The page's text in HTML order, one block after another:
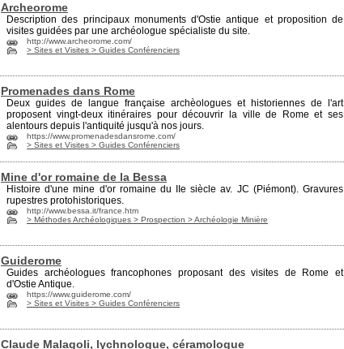
Archeorome
Description des principaux monuments d'Ostie antique et proposition de
visites guidées par une archéologue spécialiste du site.
http://www.archeorome.com/
> Sites et Visites > Guides Conférenciers
Promenades dans Rome
Deux guides de langue française archèologues et historiennes de l'art
proposent vingt-deux itinéraires pour découvrir la ville de Rome et ses
alentours depuis l'antiquité jusqu'à nos jours.
https://www.promenadesdansrome.com/
> Sites et Visites > Guides Conférenciers
Mine d'or romaine de la Bessa
Histoire d'une mine d'or romaine du IIe siècle av. JC (Piémont). Gravures
rupestres protohistoriques.
http://www.bessa.it/france.htm
> Méthodes Archéologiques > Prospection > Archéologie Minière
Guiderome
Guides archéologuesfrancophones proposant des visites de Rome et
d'Ostie Antique.
https://www.guiderome.com/
> Sites et Visites > Guides Conférenciers
Claude Malagoli, lychnologue, céramologue